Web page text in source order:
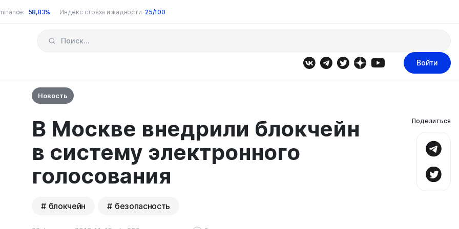
58,83% Индекс страха и жадности 25/100
Войти
Новость
В Москве внедрили блокчейн
в систему электронного
голосования
блокчейн безопасность
Поделиться